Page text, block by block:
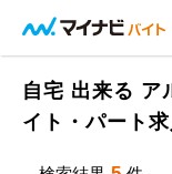
自宅 出来る ア
イト・パート